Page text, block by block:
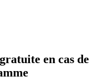
en cas de